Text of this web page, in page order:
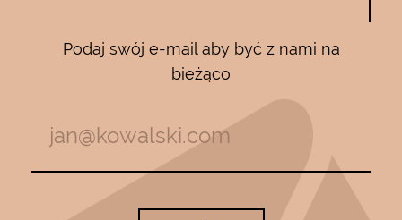
Podaj swój e-mail aby być z nami na
bieżąco